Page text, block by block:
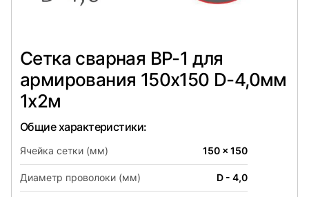
Сетка сварная ВР-1 для
армирования 150х150 D-4,0мм
1х2м
Общие характеристики:
Ячейка сетки (мм) 150 x 150
Диаметр проволоки (мм) D - 4,0